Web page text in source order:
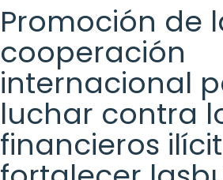
International
-
Girls'
Rights
Platform
Promoción de
cooperación
internacional
luchar contra
financieros